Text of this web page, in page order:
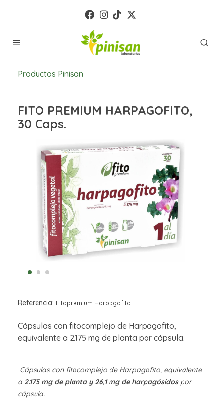
Productos Pinisan
FITO PREMIUM HARPAGOFITO,
30 Caps.
Referencia: Fitopremium Harpagofito
Cápsulas con fitocomplejo de Harpagofito,
equivalente a 2.175 mg de planta por cápsula.
Cápsulas con fitocomplejo de Harpagofito, equivalente
a 2.175 mg de planta y 26,1 mg de harpagósidospor
cápsula.